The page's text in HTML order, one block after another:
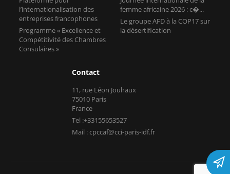
l’internationalisation des
entreprises francophones
Programme « Excellence et
Compétitivité des Chambres
Consulaires »
femme africaine 2026 : c�...
Le groupe AFD à la COP17 sur
la désertification
Contact
11, rue Léon Jouhaux
75010 Paris
France
Tel :+33155653527
Mail : cpccaf@cci-paris-idf.fr